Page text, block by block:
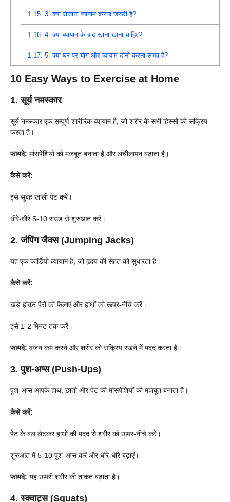
1.15. 3. क्या रोजाना व्यायाम करना जरूरी है?
1.16. 4. क्या व्यायाम के बाद खाना खाना चाहिए?
1.17. 5. क्या घर पर योग और व्यायाम दोनों करना संभव है?
10 Easy Ways to Exercise at Home
1. सूर्य नमस्कार
सूर्य नमस्कार एक सम्पूर्ण शारीरिक व्यायाम है, जो शरीर के सभी हिस्सों को सक्रिय
करता है।
फायदे: मांसपेशियों को मजबूत बनाता है और लचीलापन बढ़ाता है।
कैसे करें:
इसे सुबह खाली पेट करें।
धीरे-धीरे 5-10 राउंड से शुरुआत करें।
2. जंपिंग जैक्स (Jumping Jacks)
यह एक कार्डियो व्यायाम है, जो हृदय की सेहत को सुधारता है।
कैसे करें:
खड़े होकर पैरों को फैलाएं और हाथों को ऊपर-नीचे करें।
इसे 1-2 मिनट तक करें।
फायदे: वजन कम करने और शरीर को सक्रिय रखने में मदद करता है।
3. पुश-अप्स (Push-Ups)
पुश-अप्स आपके हाथ, छाती और पेट की मांसपेशियों को मजबूत बनाता है।
कैसे करें:
पेट के बल लेटकर हाथों की मदद से शरीर को ऊपर-नीचे करें।
शुरुआत में 5-10 पुश-अप्स करें और धीरे-धीरे बढ़ाएं।
फायदे: यह ऊपरी शरीर की ताकत बढ़ाता है।
4. स्क्वाट्स (Squats)